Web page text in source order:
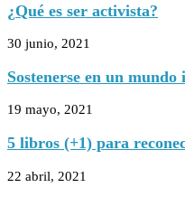
¿Qué es ser activista?
30 junio, 2021
Sostenerse en un mundo
19 mayo, 2021
5 libros (+1) para
22 abril, 2021